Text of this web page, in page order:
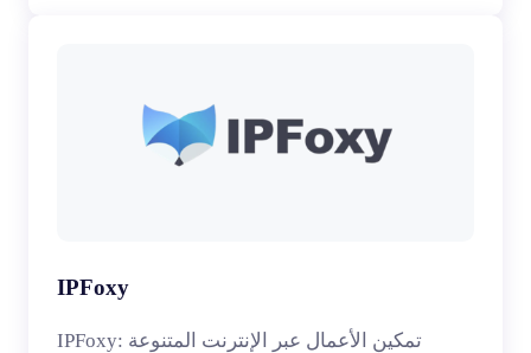
IPFoxy
IPFoxy: تمكين الأعمال عبر الإنترنت المتنوعة